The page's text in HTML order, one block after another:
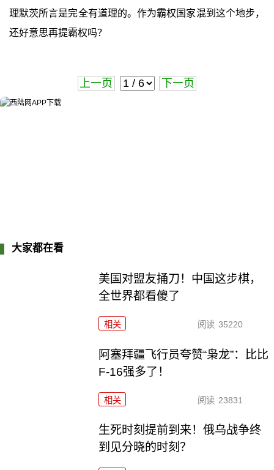
理默茨所言是完全有道理的。作为霸权国家混到这个地步，
还好意思再提霸权吗？
上一页 下一页
大家都在看
美国对盟友捅刀！中国这步棋，
全世界都看傻了
相关 阅读 35220
阿塞拜疆飞行员夸赞“枭龙”：比比
F-16强多了！
相关 阅读 23831
生死时刻提前到来！俄乌战争终
到见分晓的时刻？